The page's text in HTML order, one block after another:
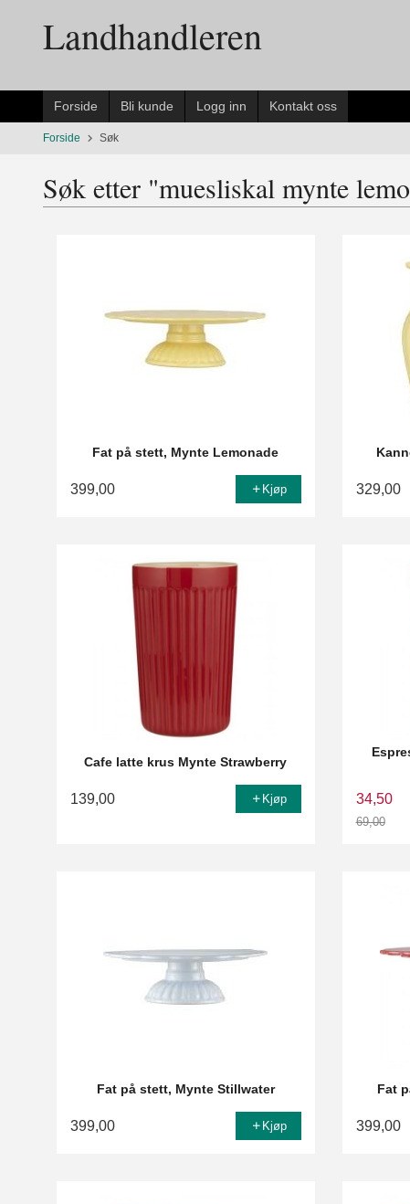
innholdetLandhandleren
Forside Bli kunde Logg inn Kontakt oss
Forside Søk
Søk etter "muesliskal mynte
Fat på stett, Mynte Lemonade
399,00 Kjøp 329,00
Cafe latte krus Mynte Strawberry
139,00 Kjøp 34,50
69,00
Fat på stett, Mynte Stillwater
399,00 Kjøp
Fat
399,00